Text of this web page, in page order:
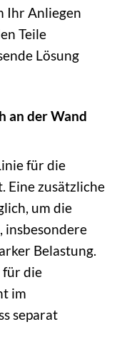
Ihr Anliegen
Teile
Lösung
an der Wand
für die
Eine zusätzliche
um die
insbesondere
Belastung.
für die
im
separat